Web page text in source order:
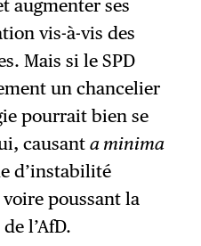
augmenter ses
vis-à-vis des
Mais si le SPD
un chancelier
pourrait bien se
causant a minima
d’instabilité
poussant la
l’AfD.